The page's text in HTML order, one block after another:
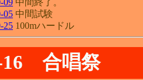
09 中間終了。
05 中間試験
25 100mハードル
16 合唱祭